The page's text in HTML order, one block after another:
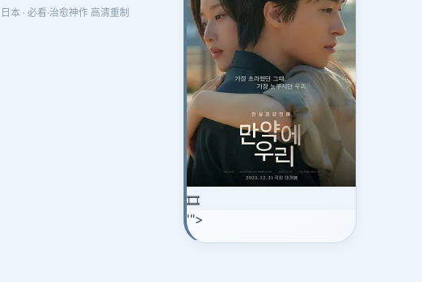
日本 · 必看·治愈神作 高清重制
🎞️
'">